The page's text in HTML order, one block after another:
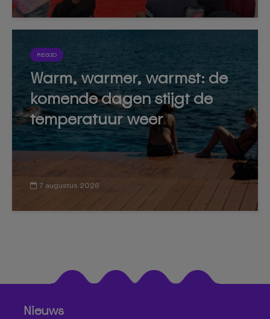
REGIO
Warm, warmer, warmst: de
komende dagen stijgt de
temperatuur weer
7 augustus 2026
Nieuws